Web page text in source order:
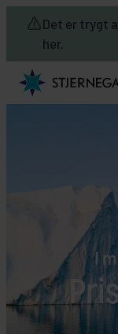
Det er trygt
her.
Skip to main content
I